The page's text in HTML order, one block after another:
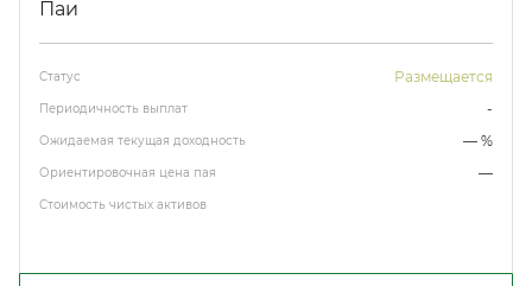
Паи
Статус Размещается
Периодичность выплат -
Ожидаемая текущая доходность — %
Ориентировочная цена пая —
Стоимость чистых активов